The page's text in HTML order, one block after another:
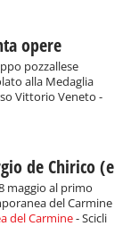
opere
pozzallese
alla Medaglia
Vittorio Veneto -
de Chirico (e
maggio al primo
del Carmine
del Carmine- Scicli